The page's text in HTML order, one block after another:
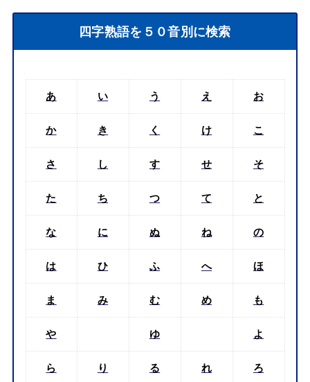
四字熟語を５０音別に検索
あ い う え お
か き く け こ
さ し す せ そ
た ち つ て と
な に ぬ ね の
は ひ ふ へ ほ
ま み む め も
や ゆ よ
ら り る れ ろ